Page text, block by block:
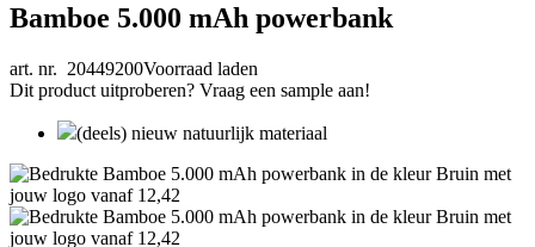
Bamboe 5.000 mAh powerbank
art. nr. 20449200Voorraad laden
Dit product uitproberen? Vraag een sample aan!
(deels) nieuw natuurlijk materiaal